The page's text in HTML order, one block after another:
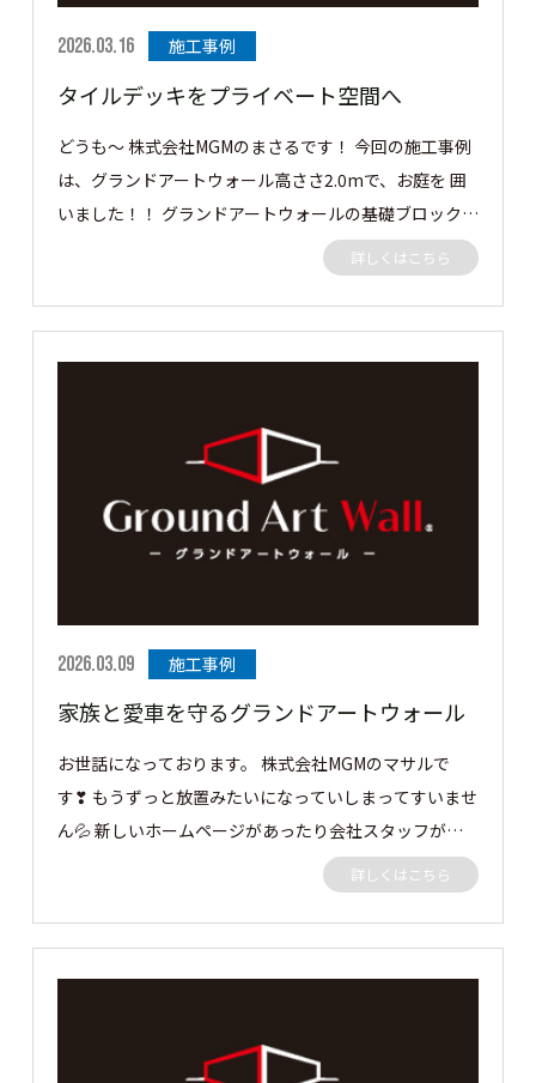
2026.03.16 施工事例
タイルデッキをプライベート空間へ
どうも～ 株式会社MGMのまさるです！ 今回の施工事例
は、グランドアートウォール高ささ2.0mで、お庭を 囲
いました！！ グランドアートウォールの基礎ブロック
をタイルデッキんｐ高さを超えるぐらいまで積みそこか
らグランドアートウォールを建てました。 外側からだ
と2.7mぐらいの高さにはなりますが日の光も入るし圧
線を気にせずお庭のプライベート空間でのんびり過ごせ
ます！ ありがとうございました。 この度はご依頼あり
がとうございました。
詳しくはこちら
2026.03.09 施工事例
家族と愛車を守るグランドアートウォール
お世話になっております。 株式会社MGMのマサルで
す❣ もうずっと放置みたいになっていしまってすいませ
ん💦 新しいホームページがあったり会社スタッフが増
えて仕事も忙しく 放置しましたorz 月に一度はアップで
きるように頑張ります!(^^)! 今回の施工事例は、隣地側
をフェンスで、後の丸見え部分をグランドアートウォー
では見ていきましょう👍 セミクローズ外構のご依頼を
詳しくはこちら